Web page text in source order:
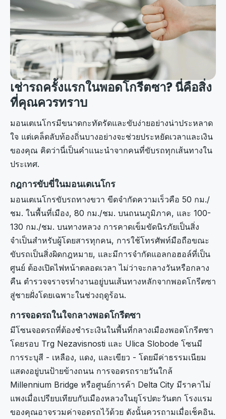
เช่ารถครั้งแรกในพอดโกรีตซา? นี่คือสิ่ง
ที่คุณควรทราบ
มอนเตเนโกรมีขนาดกะทัดรัดและขับง่ายอย่างน่าประหลาด
ใจ แต่เคล็ดลับท้องถิ่นบางอย่างจะช่วยประหยัดเวลาและเงิน
ของคุณ คิดว่านี่เป็นคำแนะนำจากคนที่ขับรถทุกเส้นทางใน
ประเทศ.
กฎการขับขี่ในมอนเตเนโกร
มอนเตเนโกรขับรถทางขวา ขีดจำกัดความเร็วคือ 50 กม./
ชม. ในพื้นที่เมือง, 80 กม./ชม. บนถนนภูมิภาค, และ 100-
130 กม./ชม. บนทางหลวง การคาดเข็มขัดนิรภัยเป็นสิ่ง
จำเป็นสำหรับผู้โดยสารทุกคน, การใช้โทรศัพท์มือถือขณะ
ขับรถเป็นสิ่งผิดกฎหมาย, และมีการจำกัดแอลกอฮอล์ที่เป็น
ศูนย์ ต้องเปิดไฟหน้าตลอดเวลา ไม่ว่าจะกลางวันหรือกลาง
คืน ตำรวจจราจรทำงานอยู่บนเส้นทางหลักจากพอดโกรีตซา
สู่ชายฝั่งโดยเฉพาะในช่วงฤดูร้อน.
การจอดรถในใจกลางพอดโกรีตซา
มีโซนจอดรถที่ต้องชำระเงินในพื้นที่กลางเมืองพอดโกรีตซา
โดยรอบ Trg Nezavisnosti และ Ulica Slobode โซนมี
การระบุสี - เหลือง, แดง, และเขียว - โดยมีค่าธรรมเนียม
แสดงอยู่บนป้ายข้างถนน การจอดรถรายวันใกล้
Millennium Bridge หรือศูนย์การค้า Delta City มีราคาไม่
แพงเมื่อเปรียบเทียบกับเมืองหลวงในยุโรปตะวันตก โรงแรม
ของคุณอาจรวมค่าจอดรถไว้ด้วย ดังนั้นควรถามเมื่อเช็คอิน.